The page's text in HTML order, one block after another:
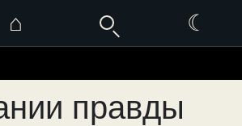
⌂ ☾
правды